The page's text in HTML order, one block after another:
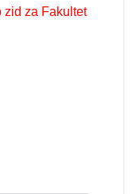
zid za Fakultet